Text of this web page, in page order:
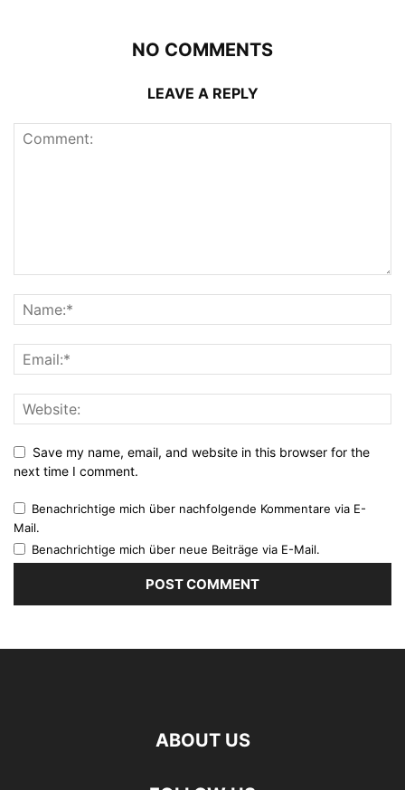
NO COMMENTS
LEAVE A REPLY
Save my name, email, and website in this browser for the
next time I comment.
Benachrichtige mich über nachfolgende Kommentare via E-
Mail.
Benachrichtige mich über neue Beiträge via E-Mail.
ABOUT US